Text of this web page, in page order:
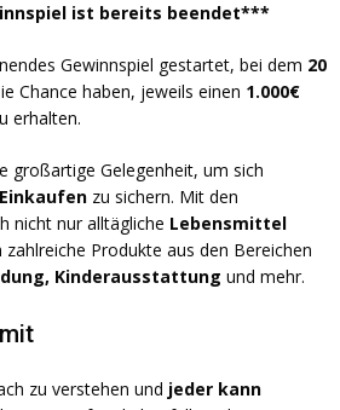
ist bereits beendet***
Gewinnspiel gestartet, bei dem 20
Chance haben, jeweils einen 1.000€
erhalten.
großartige Gelegenheit, um sich
Einkaufen zu sichern. Mit den
nicht nur alltägliche Lebensmittel
Produkte aus den Bereichen
Kinderausstattung und mehr.
zu verstehen und jeder kann